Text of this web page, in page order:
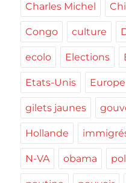
Charles Michel
Congo culture
ecolo Elections
Etats-Unis Europe
gilets jaunes
Hollande
N-VA obama